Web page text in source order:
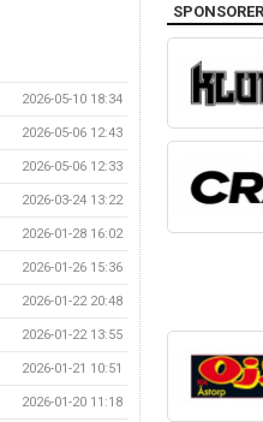
2026-05-10 18:34
2026-05-06 12:43
2026-05-06 12:33
2026-03-24 13:22
2026-01-28 16:02
2026-01-26 15:36
2026-01-22 20:48
2026-01-22 13:55
2026-01-21 10:51
2026-01-20 11:18
SPONSORER